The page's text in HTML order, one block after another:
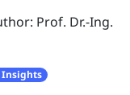
Prof. Dr.-Ing.
Insights